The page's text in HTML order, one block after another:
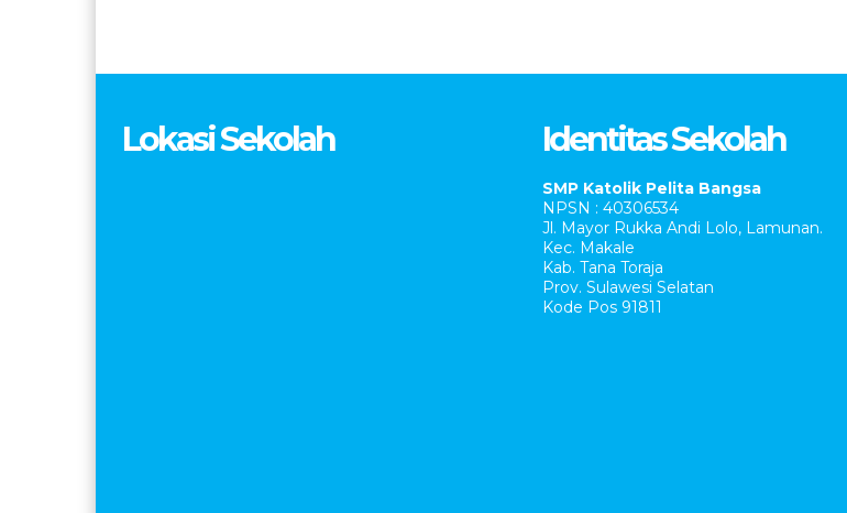
Lokasi Sekolah Identitas Sekolah
SMP Katolik Pelita Bangsa
NPSN : 40306534
Jl. Mayor Rukka Andi Lolo, Lamunan.
Kec. Makale
Kab. Tana Toraja
Prov. Sulawesi Selatan
Kode Pos 91811